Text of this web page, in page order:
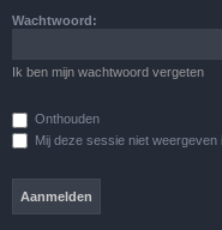
Wachtwoord:
Ik ben mijn wachtwoord vergeten
Onthouden
Mij deze sessie niet